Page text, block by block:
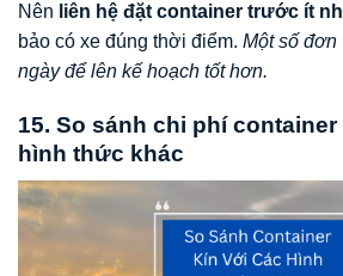
Nên liên hệ đặt container trước ít
bảo có xe đúng thời điểm. Một số đơn
ngày để lên kế hoạch tốt hơn.
15. So sánh chi phí
hình thức khác